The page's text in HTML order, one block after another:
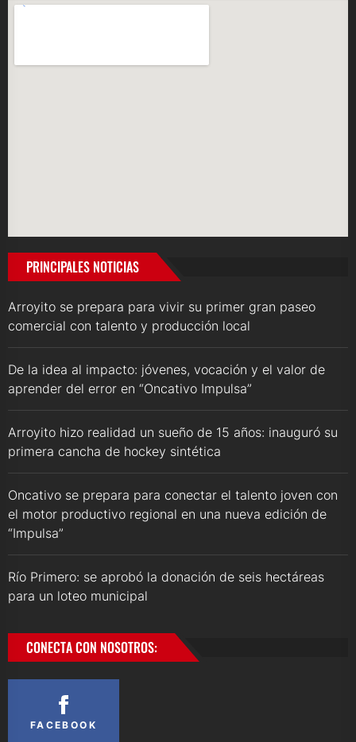
PRINCIPALES NOTICIAS
Arroyito se prepara para vivir su primer gran paseo
comercial con talento y producción local
De la idea al impacto: jóvenes, vocación y el valor de
aprender del error en “Oncativo Impulsa”
Arroyito hizo realidad un sueño de 15 años: inauguró su
primera cancha de hockey sintética
Oncativo se prepara para conectar el talento joven con
el motor productivo regional en una nueva edición de
“Impulsa”
Río Primero: se aprobó la donación de seis hectáreas
para un loteo municipal
CONECTA CON NOSOTROS:
FACEBOOK